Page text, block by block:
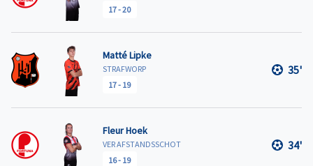
17-20
Matté Lipke
STRAFWORP
17- 19
35'
Fleur Hoek
VER AFSTANDSSCHOT
16- 19
34'